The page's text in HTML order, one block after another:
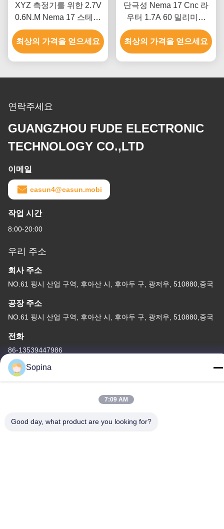
XYZ 측정기를 위한 2.7V
0.6N.M Nema 17 스테핑
모터
최상의 가격을 얻으세요
단극성 Nema 17 Cnc 라
우터 1.7A 60 밀리미터
3018 Cnc 스텝 모터
최상의 가격을 얻으세요
연락주세요
GUANGZHOU FUDE ELECTRONIC
TECHNOLOGY CO.,LTD
이메일
casun4@casun.mobi
작업 시간
8:00-20:00
우리 주소
회사 주소
NO.61 핑시 산업 구역, 후아산 시, 후아두 구, 광저우, 510880,중국
공장 주소
NO.61 핑시 산업 구역, 후아산 시, 후아두 구, 광저우, 510880,중국
전화
86-13539447986
GUANGZHOU FUDE ELECTRONIC TECHNOLOGY CO.,LTD . 무
Sopina
7:09 AM
Good day, what product are you looking for?